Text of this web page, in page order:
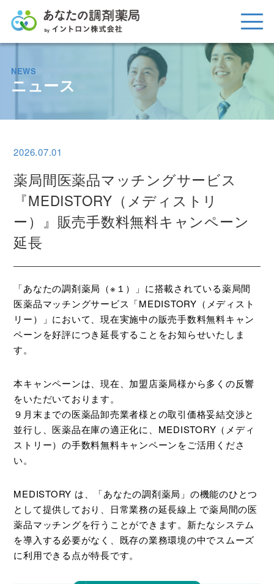
NEWS
ニュース
2026.07.01
薬局間医薬品マッチングサービス
『MEDISTORY（メディストリ
ー）』販売手数料無料キャンペーン
延長
「あなたの調剤薬局（※１）」に搭載されている薬局間
医薬品マッチングサービス「MEDISTORY（メディスト
リー）」において、現在実施中の販売手数料無料キャン
ペーンを好評につき延長することをお知らせいたしま
す。
本キャンペーンは、現在、加盟店薬局様から多くの反響
をいただいております。
９月末までの医薬品卸売業者様との取引価格妥結交渉と
並行し、 医薬品在庫の適正化に、 MEDISTORY （メディ
ストリー）の手数料無料キャンペーンをご活用くださ
い。
MEDISTORY は、「あなたの調剤薬局」の機能のひとつ
として提供しており、日常業務の延長線上 で薬局間の医
薬品マッチングを行うことができます。新たなシステム
を導入する必要がなく、既存の業務環境の中でスムーズ
に利用できる点が特長です。